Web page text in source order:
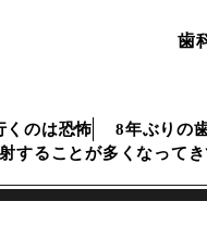
歯
くのは恐怖 8年ぶりの
することが多くなって